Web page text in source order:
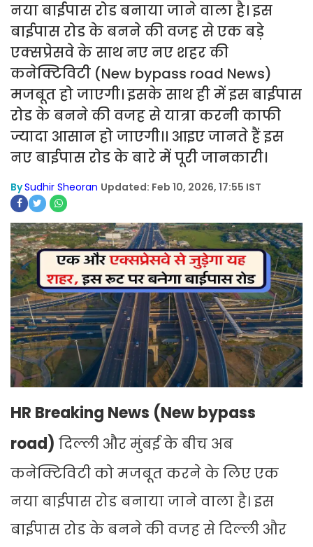
नया बाईपास रोड बनाया जाने वाला है। इस
बाईपास रोड के बनने की वजह से एक बड़े
एक्सप्रेसवे के साथ नए नए शहर की
कनेक्टिविटी (New bypass road News)
मजबूत हो जाएगी। इसके साथ ही में इस बाईपास
रोड के बनने की वजह से यात्रा करनी काफी
ज्यादा आसान हो जाएगी।। आइए जानते हैं इस
नए बाईपास रोड के बारे में पूरी जानकारी।
BySudhir Sheoran Updated: Feb 10, 2026, 17:55 IST
HR Breaking News (New bypass
road) दिल्ली और मुंबई के बीच अब
कनेक्टिविटी को मजबूत करने के लिए एक
नया बाईपास रोड बनाया जाने वाला है। इस
बाईपास रोड के बनने की वजह से दिल्ली और